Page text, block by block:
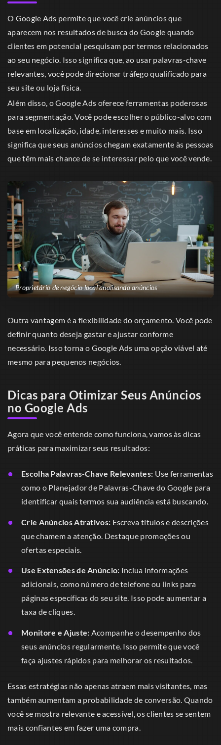
O Google Ads permite que você crie anúncios que
aparecem nos resultados de busca do Google quando
clientes em potencial pesquisam por termos relacionados
ao seu negócio. Isso significa que, ao usar palavras-chave
relevantes, você pode direcionar tráfego qualificado para
seu site ou loja física.
Além disso, o Google Ads oferece ferramentas poderosas
para segmentação. Você pode escolher o público-alvo com
base em localização, idade, interesses e muito mais. Isso
significa que seus anúncios chegam exatamente às pessoas
que têm mais chance de se interessar pelo que você vende.
Proprietário de negócio local analisando anúncios
Outra vantagem é a flexibilidade do orçamento. Você pode
definir quanto deseja gastar e ajustar conforme
necessário. Isso torna o Google Ads uma opção viável até
mesmo para pequenos negócios.
Dicas para Otimizar Seus Anúncios
no Google Ads
Agora que você entende como funciona, vamos às dicas
práticas para maximizar seus resultados:
Escolha Palavras-Chave Relevantes: Use ferramentas
como o Planejador de Palavras-Chave do Google para
identificar quais termos sua audiência está buscando.
Crie Anúncios Atrativos: Escreva títulos e descrições
que chamem a atenção. Destaque promoções ou
ofertas especiais.
Use Extensões de Anúncio: Inclua informações
adicionais, como número de telefone ou links para
páginas específicas do seu site. Isso pode aumentar a
taxa de cliques.
Monitore e Ajuste: Acompanhe o desempenho dos
seus anúncios regularmente. Isso permite que você
faça ajustes rápidos para melhorar os resultados.
Essas estratégias não apenas atraem mais visitantes, mas
também aumentam a probabilidade de conversão. Quando
você se mostra relevante e acessível, os clientes se sentem
mais confiantes em fazer uma compra.